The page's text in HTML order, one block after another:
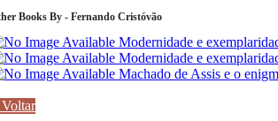
Books By - Fernando Cristóvão
Modernidade e
Modernidade e
Machado de Assis e o
Voltar